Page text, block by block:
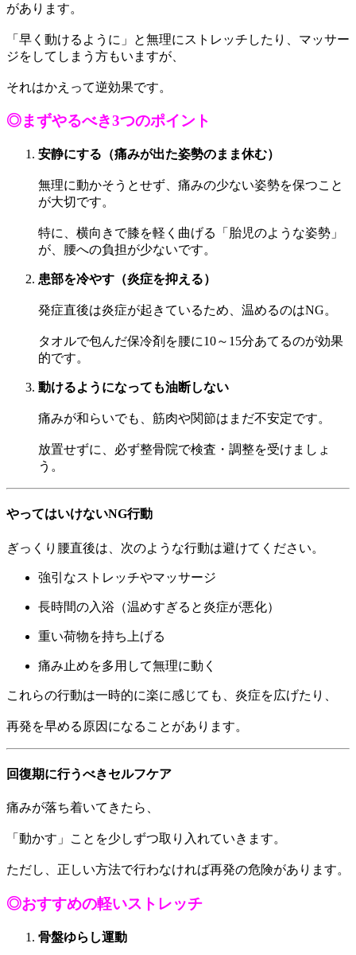
があります。
「早く動けるように」と無理にストレッチしたり、マッサー
ジをしてしまう方もいますが、
それはかえって逆効果です。
◎まずやるべき3つのポイント
安静にする（痛みが出た姿勢のまま休む）
無理に動かそうとせず、痛みの少ない姿勢を保つこと
が大切です。
特に、横向きで膝を軽く曲げる「胎児のような姿勢」
が、腰への負担が少ないです。
患部を冷やす（炎症を抑える）
発症直後は炎症が起きているため、温めるのはNG。
タオルで包んだ保冷剤を腰に10～15分あてるのが効果
的です。
動けるようになっても油断しない
痛みが和らいでも、筋肉や関節はまだ不安定です。
放置せずに、必ず整骨院で検査・調整を受けましょ
う。
やってはいけないNG行動
ぎっくり腰直後は、次のような行動は避けてください。
強引なストレッチやマッサージ
長時間の入浴（温めすぎると炎症が悪化）
重い荷物を持ち上げる
痛み止めを多用して無理に動く
これらの行動は一時的に楽に感じても、炎症を広げたり、
再発を早める原因になることがあります。
回復期に行うべきセルフケア
痛みが落ち着いてきたら、
「動かす」ことを少しずつ取り入れていきます。
ただし、正しい方法で行わなければ再発の危険があります。
◎おすすめの軽いストレッチ
骨盤ゆらし運動